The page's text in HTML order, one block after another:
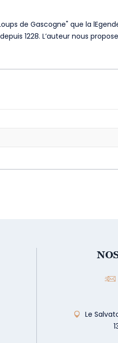
de Gascogne" que la
1228. L’auteur nous
Le